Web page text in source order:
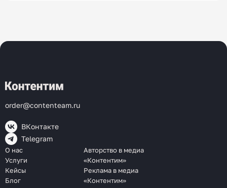
order@contenteam.ru
ВКонтакте
Telegram
О нас
Услуги
Кейсы
Блог
Авторство в медиа
«Контентим»
Реклама в медиа
«Контентим»